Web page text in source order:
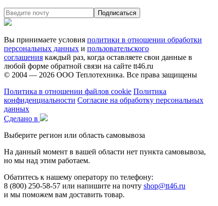
Вы принимаете условия политики в отношении обработки
персональных данных и пользовательского
соглашения каждый раз, когда оставляете свои данные в
любой форме обратной связи на сайте tt46.ru
© 2004 — 2026 ООО Теплотехника. Все права защищены
Политика в отношении файлов cookie Политика
конфиденциальности Согласие на обработку персональных
данных
Сделано в
Выберите регион или область самовывоза
На данный момент в вашей области нет пункта самовывоза,
но мы над этим работаем.
Обатитесь к нашему оператору по телефону:
8 (800) 250-58-57 или напишите на почту shop@tt46.ru
и мы поможем вам доставить товар.